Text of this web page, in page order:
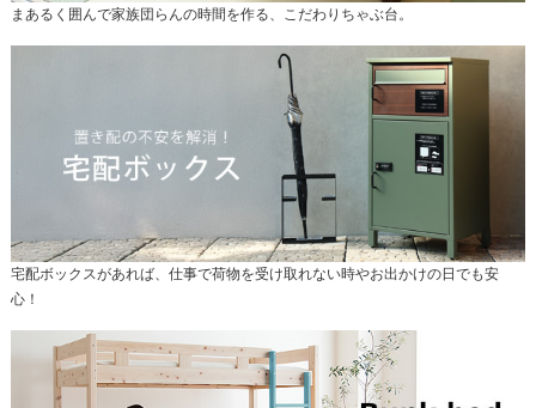
まあるく囲んで家族団らんの時間を作る、こだわりちゃぶ台。
宅配ボックスがあれば、仕事で荷物を受け取れない時やお出かけの日でも安
心！